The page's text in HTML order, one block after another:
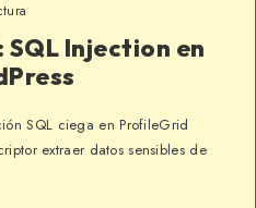
Injection en
SQL ciega en ProfileGrid
extraer datos sensibles de